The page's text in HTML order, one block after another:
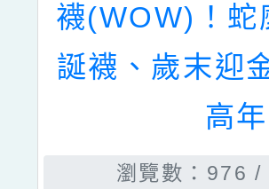
襪(WOW)！蛇
誕襪、歲末迎
高
瀏覽數：976